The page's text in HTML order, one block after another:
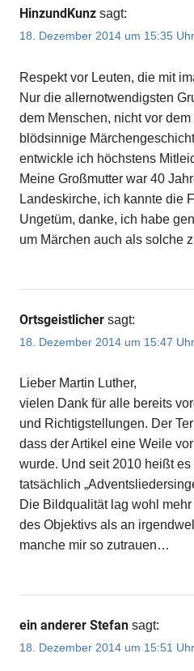
HinzundKunz sagt:
18. Dezember 2014 um 15:35 Uhr
Respekt vor Leuten, die mit
Nur die allernotwendigsten
dem Menschen, nicht vor
blödsinnige
entwickle ich höchstens
Meine Großmutter war 40
Landeskirche, ich kannte die
Ungetüm, danke, ich habe
um Märchen auch als solche
Ortsgeistlicher sagt:
18. Dezember 2014 um 15:47 Uhr
Lieber Martin Luther,
vielen Dank für alle bereits
und Richtigstellungen. Der
dass der Artikel eine Weile
wurde. Und seit 2010 heißt es
tatsächlich
Die Bildqualität lag wohl
des Objektivs als an
manche mir so zutrauen…
ein anderer Stefan sagt:
18. Dezember 2014 um 15:51 Uhr